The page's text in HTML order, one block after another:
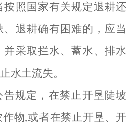
按照 国家有关规定退耕还
退耕确有困难的，应当
并采取拦水、蓄水、排水
水土流失。
告规定，在禁止开垦陡坡
物,或者在禁止开垦、开